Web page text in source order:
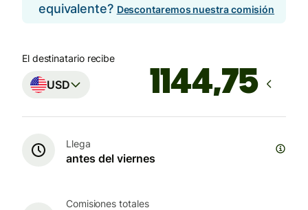
equivalente? Descontaremos nuestra comisión
El destinatario recibe
USD
Llega
antes del viernes
Comisiones totales